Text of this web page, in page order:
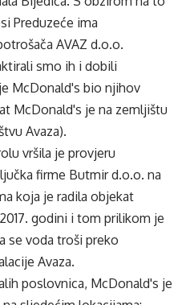
Preduzeće ima
AVAZ d.o.o.
smo ih i dobili
McDonald's bio njihov
McDonald's je na zemljištu
Avaza).
vršila je provjeru
firme Butmir d.o.o. na
koja je radila objekat
godini i tom prilikom je
se voda troši preko
Avaza.
poslovnica, McDonald's je